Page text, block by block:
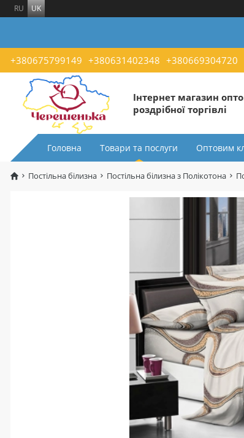
RU UK
+380675799149 +380631402348 +380669304720
Інтернет магазин
роздрібної торгівлі
Головна Товари та послуги Оптовим
Постільна білизна Постільна білизна з Полікотона